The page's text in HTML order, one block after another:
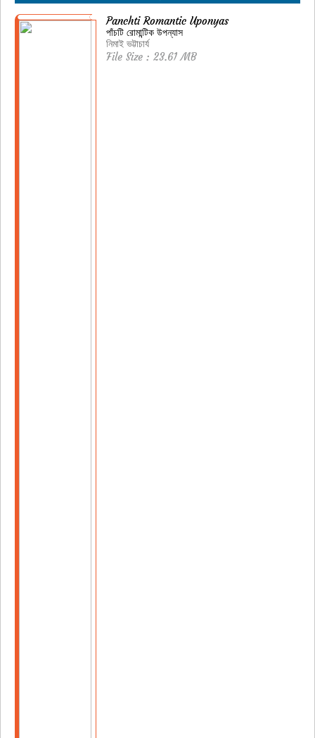
Panchti Romantic Uponyas
পাঁচটি রোমান্টিক উপন্যাস
নিমাই ভট্টাচার্য
File Size : 23.61 MB